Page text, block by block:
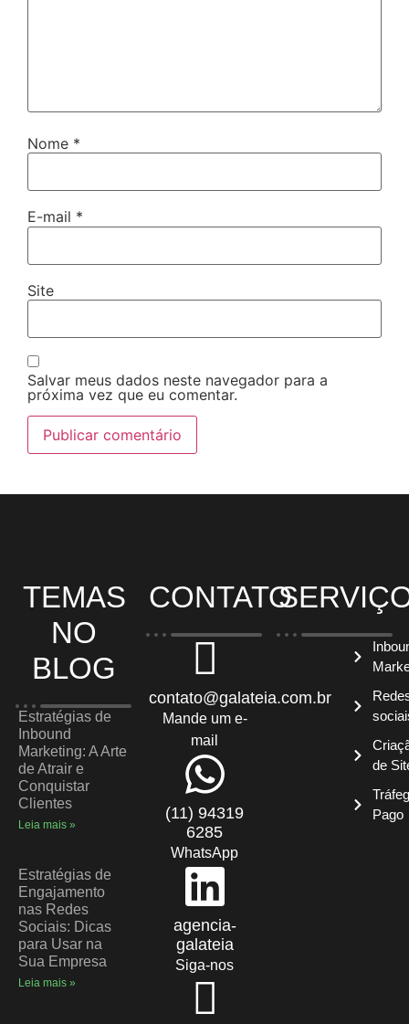
Nome *
E-mail *
Site
Salvar meus dados neste navegador para a
próxima vez que eu comentar.
TEMAS
NO
BLOG
Estratégias de
Inbound
Marketing: A Arte
de Atrair e
Conquistar
Clientes
Leia mais »
Estratégias de
Engajamento
nas Redes
Sociais: Dicas
para Usar na
Sua Empresa
Leia mais »
CONTATO
contato@galateia.com.br
Mande um e-
mail
(11) 94319
6285
WhatsApp
agencia-
galateia
Siga-nos
de
Pago